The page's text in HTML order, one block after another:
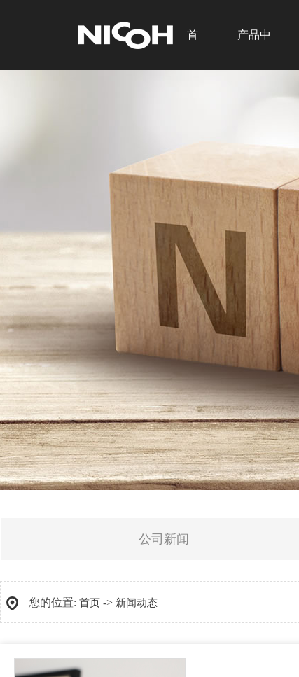
首 产品中
公司新闻
您的位置: 首页 -> 新闻动态